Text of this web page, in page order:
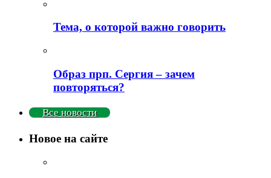
Тема, о которой важно говорить
Образ прп. Сергия – зачем
повторяться?
Все новости
Новое на сайте